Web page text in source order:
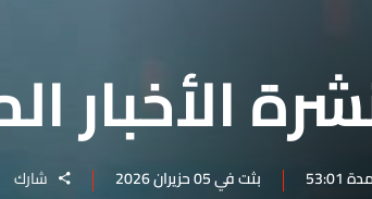
الأخبار
53:01 بثت في 05 حزيران 2026
شارك